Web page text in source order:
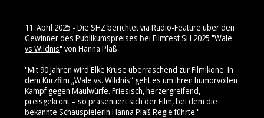
11. April 2025 - Die SHZ berichtet via Radio-Feature über den
Gewinner des Publikumspreises bei Filmfest SH 2025 "Wale
vs Wildnis" von Hanna Plaß
"Mit 90 Jahren wird Elke Kruse überraschend zur Filmikone. In
dem Kurzfilm „Wale vs. Wildnis“ geht es um ihren humorvollen
Kampf gegen Maulwürfe. Friesisch, herzergreifend,
preisgekrönt – so präsentiert sich der Film, bei dem die
bekannte Schauspielerin Hanna Plaß Regie führte."